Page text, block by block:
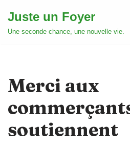
Aller
Juste un Foyer
Une seconde chance, une nouvelle vie.
Merci aux
soutiennent